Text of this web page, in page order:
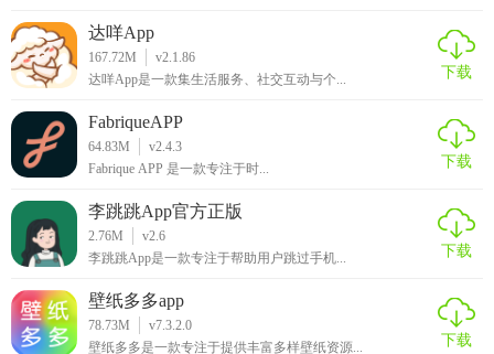
达咩App
167.72M
v2.1.86
达咩App是一款集生活服务、社交互动与个...
下载
FabriqueAPP
64.83M
v2.4.3
Fabrique APP 是一款专注于时...
下载
李跳跳App官方正版
2.76M
v2.6
李跳跳App是一款专注于帮助用户跳过手机...
下载
壁纸多多app
78.73M
v7.3.2.0
壁纸多多是一款专注于提供丰富多样壁纸资源...
下载